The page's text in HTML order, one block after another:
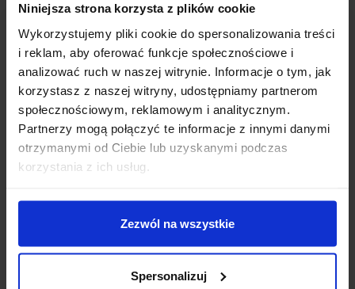
Niniejsza strona korzysta z plików cookie
Wykorzystujemy pliki cookie do spersonalizowania treści
i reklam, aby oferować funkcje społecznościowe i
analizować ruch w naszej witrynie. Informacje o tym, jak
korzystasz z naszej witryny, udostępniamy partnerom
społecznościowym, reklamowym i analitycznym.
Partnerzy mogą połączyć te informacje z innymi danymi
otrzymanymi od Ciebie lub uzyskanymi podczas
korzystania z ich usług.
Zezwól na wszystkie
Spersonalizuj
ZBUDUJ SWÓJ WŁASNY ZAMEK RFID
• 28 stycznia 2026